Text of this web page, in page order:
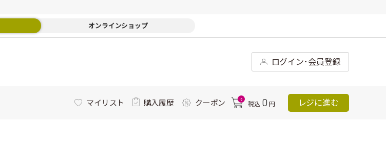
オンラインショップ
ログイン･会員登録
マイリスト 購入履歴 クーポン 0
税込 0 円 レジに進む